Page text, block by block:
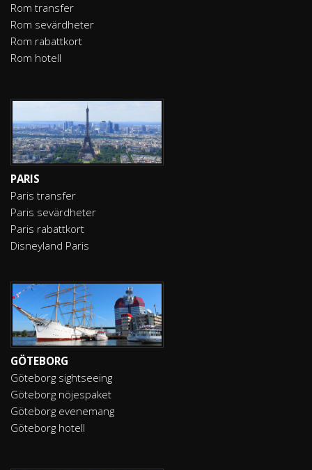
Rom transfer
Rom sevärdheter
Rom rabattkort
Rom hotell
PARIS
Paris transfer
Paris sevärdheter
Paris rabattkort
Disneyland Paris
GÖTEBORG
Göteborg sightseeing
Göteborg nöjespaket
Göteborg evenemang
Göteborg hotell